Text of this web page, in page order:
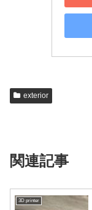
exterior
関連記事
3D printer